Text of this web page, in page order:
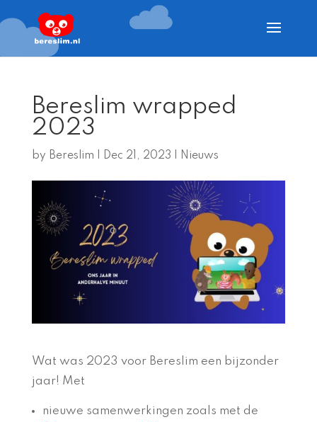
Bereslim wrapped
2023
by Bereslim Dec 21, 2023 Nieuws
Wat was 2023 voor Bereslim een bijzonder
jaar! Met
nieuwe samenwerkingen zoals met de